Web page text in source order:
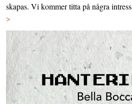
skapas. Vi kommer titta på några
>